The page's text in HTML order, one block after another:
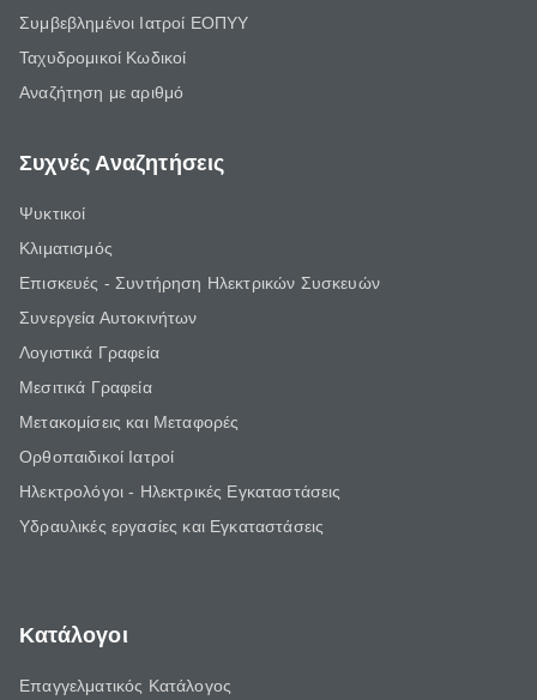
Συμβεβλημένοι Ιατροί ΕΟΠΥΥ
Ταχυδρομικοί Κωδικοί
Αναζήτηση με αριθμό
Συχνές Αναζητήσεις
Ψυκτικοί
Κλιματισμός
Επισκευές - Συντήρηση Ηλεκτρικών Συσκευών
Συνεργεία Αυτοκινήτων
Λογιστικά Γραφεία
Μεσιτικά Γραφεία
Μετακομίσεις και Μεταφορές
Ορθοπαιδικοί Ιατροί
Ηλεκτρολόγοι - Ηλεκτρικές Εγκαταστάσεις
Υδραυλικές εργασίες και Εγκαταστάσεις
Κατάλογοι
Επαγγελματικός Κατάλογος